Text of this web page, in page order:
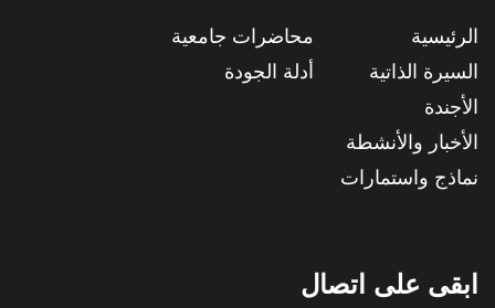
الرئيسية
السيرة الذاتية
الأجندة
الأخبار والأنشطة
نماذج واستمارات
محاضرات جامعية
أدلة الجودة
ابقى على اتصال